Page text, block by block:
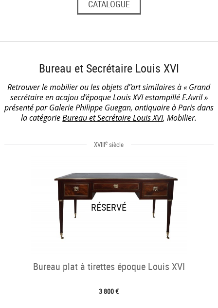
CATALOGUE
Bureau et Secrétaire Louis XVI
Retrouver le mobilier ou les objets d''art similaires à « Grand
secrétaire en acajou d'époque Louis XVI estampillé E.Avril »
présenté par Galerie Philippe Guegan, antiquaire à Paris dans
la catégorieBureau et Secrétaire Louis XVI, Mobilier.
XVIIIe siècle
RÉSERVÉ
Bureau plat à tirettes époque Louis XVI
3 800 €